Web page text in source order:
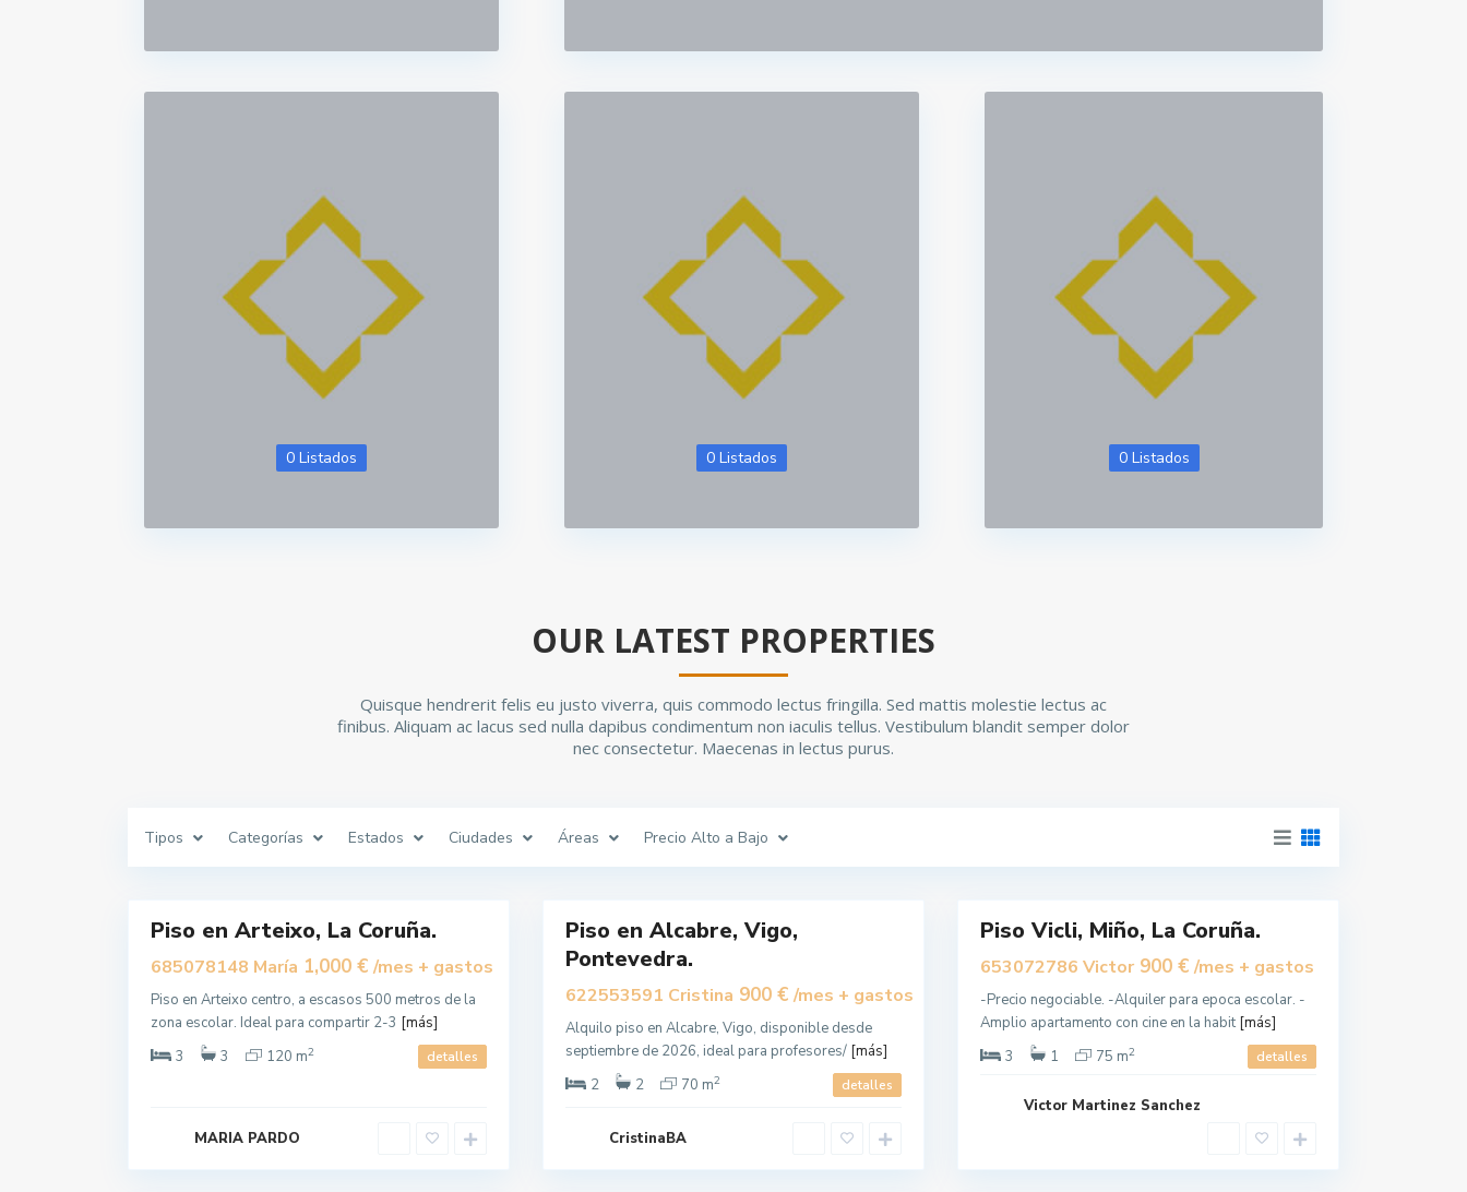
0 Listados 0 Listados 0 Listados
OUR LATEST PROPERTIES
Quisque hendrerit felis eu justo viverra, quis commodo lectus fringilla. Sed mattis molestie lectus ac
finibus. Aliquam ac lacus sed nulla dapibus condimentum non iaculis tellus. Vestibulum blandit semper dolor
nec consectetur. Maecenas in lectus purus.
Tipos Categorías Estados Ciudades Áreas Precio Alto a Bajo
t
e
x
Piso en Arteixo, La Coruña.
685078148 María 1,000 € /mes + gastos
Piso en Arteixo centro, a escasos 500 metros de la
zona escolar. Ideal para compartir 2-3 [más]
3
3 120 m2 detalles
MARIA PARDO
A
,
V
g
Piso en Alcabre, Vigo,
Pontevedra.
622553591 Cristina 900 € /mes + gastos
Alquilo piso en Alcabre, Vigo, disponible desde
septiembre de 2026, ideal para profesores/ [más]
2
2 70 m2 detalles
CristinaBA
ñ
Piso Vicli, Miño, La Coruña.
653072786 Victor 900 € /mes + gastos
-Precio negociable. -Alquiler para epoca escolar. -
Amplio apartamento con cine en la habit [más]
3
1 75 m2 detalles
Victor Martinez Sanchez
a
S
a
n
t
a
g
o
d
e
C
o
m
l g
L